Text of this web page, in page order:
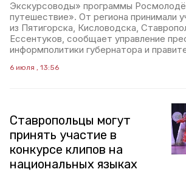
Экскурсоводы» программы
путешествие». От региона принимали
из Пятигорска, Кисловодска,
Ессентуков, сообщает управление
информполитики губернатора и
6 июля , 13:56
Ставропольцы могут
принять участие в
конкурсе клипов на
национальных языках